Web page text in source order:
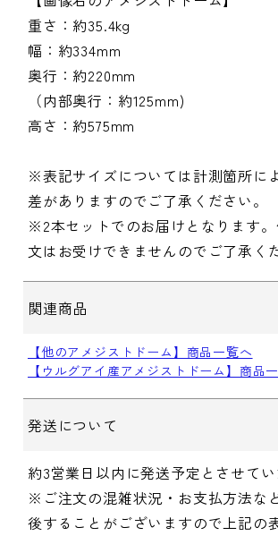
重さ：約35.4kg
幅：約334mm
奥行：約220mm
（内部奥行：約125mm)
高さ：約575mm
※表記サイズについては計測箇所に
差がありますのでご了承ください。
※2本セットでのお届けとなります
文はお受けできませんのでご了承く
関連商品
【他のアメジストドーム】商品一覧へ
【ウルグアイ産アメジストドーム】商品
発送について
約3営業日以内に発送予定とさせてい
※ご注文の混雑状況・お支払方法な
後することがございますので上記の